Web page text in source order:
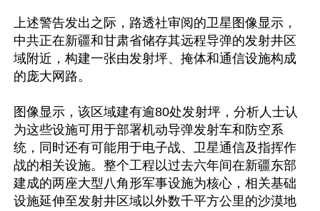
上述警告发出之际，路透社审阅的卫星图像显示，
中共正在新疆和甘肃省储存其远程导弹的发射井区
域附近，构建一张由发射坪、掩体和通信设施构成
的庞大网路。
图像显示，该区域建有逾80处发射坪，分析人士认
为这些设施可用于部署机动导弹发射车和防空系
统，同时还有可能用于电子战、卫星通信及指挥作
战的相关设施。整个工程以过去六年间在新疆东部
建成的两座大型八角形军事设施为核心，相关基础
设施延伸至发射井区域以外数千平方公里的沙漠地